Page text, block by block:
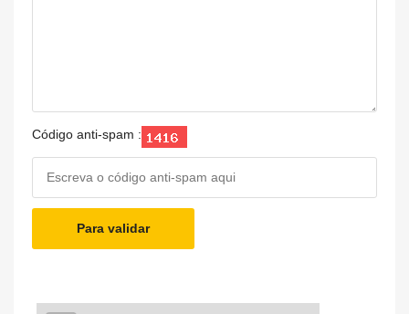
Código anti-spam :
Para validar